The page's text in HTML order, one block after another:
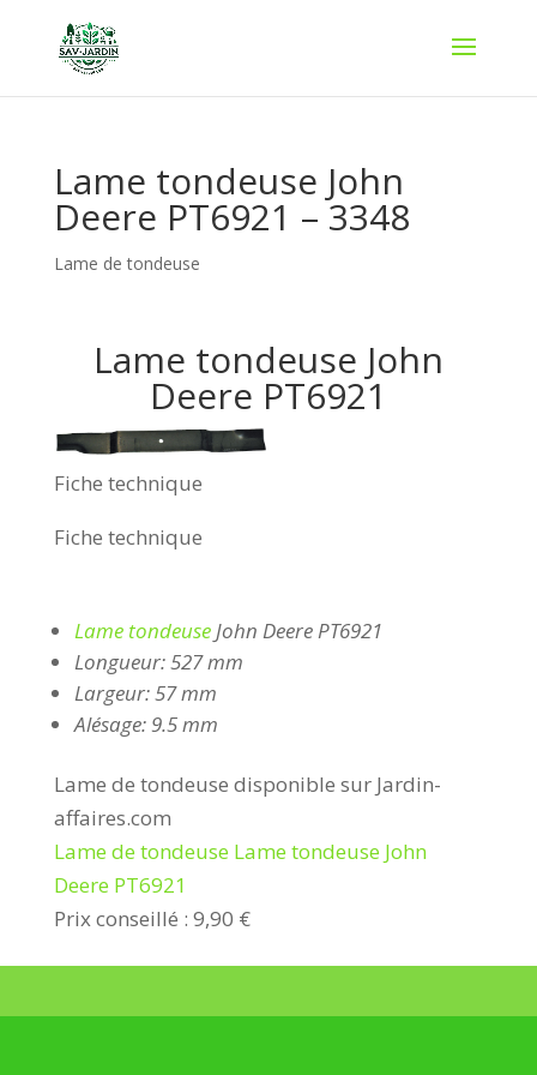
Lame tondeuse John
Deere PT6921 – 3348
Lame de tondeuse
Lame tondeuse John
Deere PT6921
Fiche technique
Fiche technique
Lame tondeuseJohn Deere PT6921
Longueur: 527 mm
Largeur: 57 mm
Alésage: 9.5 mm
Lame de tondeuse disponible sur Jardin-
affaires.com
Lame de tondeuse Lame tondeuse John
Deere PT6921
Prix conseillé : 9,90 €